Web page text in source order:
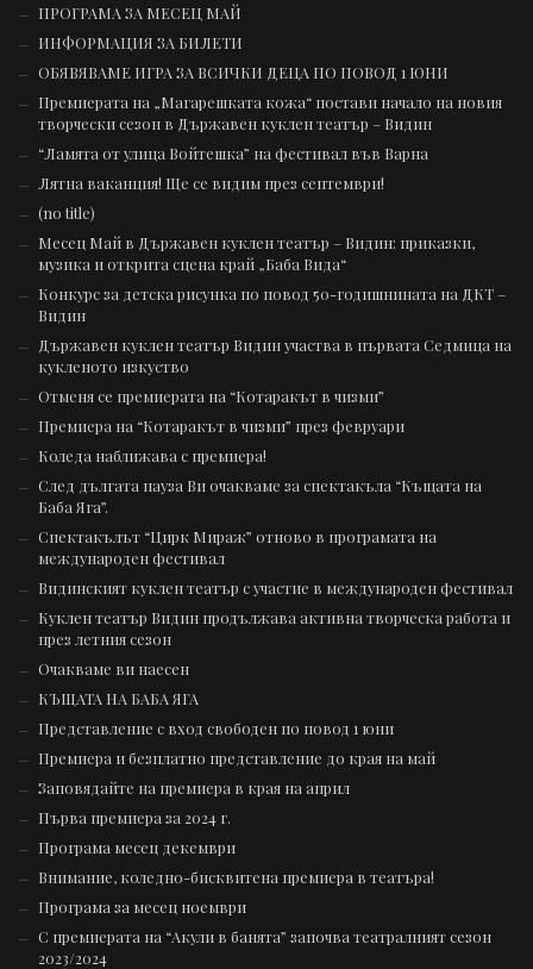
ПРОГРАМА ЗА МЕСЕЦ МАЙ
ИНФОРМАЦИЯ ЗА БИЛЕТИ
ОБЯВЯВАМЕ ИГРА ЗА ВСИЧКИ ДЕЦА ПО ПОВОД 1 ЮНИ
Премиерата на „Магарешката кожа“ постави начало на новия
творчески сезон в Държавен куклен театър – Видин
“Ламята от улица Войтешка” на фестивал във Варна
Лятна ваканция! Ще се видим през септември!
(no title)
Месец Май в Държавен куклен театър – Видин: приказки,
музика и открита сцена край „Баба Вида“
Конкурс за детска рисунка по повод 50-годишнината на ДКТ –
Видин
Държавен куклен театър Видин участва в първата Седмица на
кукленото изкуство
Отменя се премиерата на “Котаракът в чизми”
Премиера на “Котаракът в чизми” през февруари
Коледа наближава с премиера!
След дългата пауза Ви очакваме за спектакъла “Къщата на
Баба Яга”.
Спектакълът “Цирк Мираж” отново в програмата на
международен фестивал
Видинският куклен театър с участие в международен фестивал
Куклен театър Видин продължава активна творческа работа и
през летния сезон
Очакваме ви наесен
КЪЩАТА НА БАБА ЯГА
Представление с вход свободен по повод 1 юни
Премиера и безплатно представление до края на май
Заповядайте на премиера в края на април
Първа премиера за 2024 г.
Програма месец декември
Внимание, коледно-бисквитена премиера в театъра!
Програма за месец ноември
С премиерата на “Акули в банята” започва театралният сезон
2023/2024